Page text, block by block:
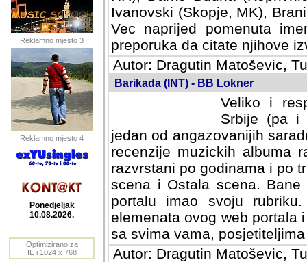
Reklamno mjesto 3
Reklamno mjesto 4
Ponedjeljak
10.08.2026.
Optimizirano za
IE i 1024 x 768
Ivanovski (Skopje, MK),
Vec naprijed pomenuta
preporuka da citate njihove
Autor: Dragutin Matoševic,
Barikada (INT) - BB Lokner
Veliko i
Srbije (pa i
jedan od angazovanijih
recenzije muzickih albuma
razvrstani po godinama i po
scena i Ostala scena.
portalu imao svoju
elemenata ovog web portala
sa svima vama,
Autor: Dragutin Matoševic,